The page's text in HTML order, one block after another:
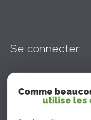
Se connecter
Comme
utilise les